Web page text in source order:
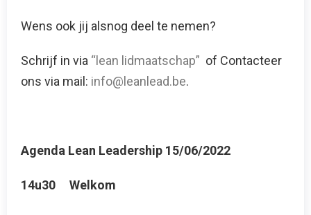
Wens ook jij alsnog deel te nemen?
Schrijf in via “lean lidmaatschap” of Contacteer
ons via mail: info@leanlead.be.
Agenda Lean Leadership 15/06/2022
14u30 Welkom